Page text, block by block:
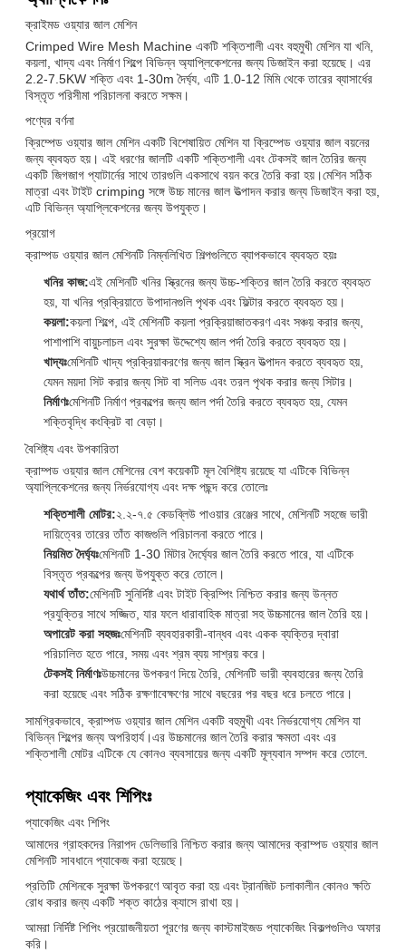
ক্রাইমড ওয়্যার জাল মেশিন
Crimped Wire Mesh Machine একটি শক্তিশালী এবং বহুমুখী মেশিন যা খনি,
কয়লা, খাদ্য এবং নির্মাণ শিল্পে বিভিন্ন অ্যাপ্লিকেশনের জন্য ডিজাইন করা হয়েছে। এর
2.2-7.5KW শক্তি এবং 1-30m দৈর্ঘ্য, এটি 1.0-12 মিমি থেকে তারের ব্যাসার্ধের
বিস্তৃত পরিসীমা পরিচালনা করতে সক্ষম।
পণ্যের বর্ণনা
ক্রিম্পেড ওয়্যার জাল মেশিন একটি বিশেষায়িত মেশিন যা ক্রিম্পেড ওয়্যার জাল বয়নের
জন্য ব্যবহৃত হয়। এই ধরণের জালটি একটি শক্তিশালী এবং টেকসই জাল তৈরির জন্য
একটি জিগজাগ প্যাটার্নের সাথে তারগুলি একসাথে বয়ন করে তৈরি করা হয়।মেশিন সঠিক
মাত্রা এবং টাইট crimping সঙ্গে উচ্চ মানের জাল উত্পাদন করার জন্য ডিজাইন করা হয়,
এটি বিভিন্ন অ্যাপ্লিকেশনের জন্য উপযুক্ত।
প্রয়োগ
ক্রাম্পড ওয়্যার জাল মেশিনটি নিম্নলিখিত শিল্পগুলিতে ব্যাপকভাবে ব্যবহৃত হয়ঃ
খনির কাজ:এই মেশিনটি খনির স্ক্রিনের জন্য উচ্চ-শক্তির জাল তৈরি করতে ব্যবহৃত
হয়, যা খনির প্রক্রিয়াতে উপাদানগুলি পৃথক এবং ফিল্টার করতে ব্যবহৃত হয়।
কয়লা:কয়লা শিল্পে, এই মেশিনটি কয়লা প্রক্রিয়াজাতকরণ এবং সঞ্চয় করার জন্য,
পাশাপাশি বায়ুচলাচল এবং সুরক্ষা উদ্দেশ্যে জাল পর্দা তৈরি করতে ব্যবহৃত হয়।
খাদ্যঃমেশিনটি খাদ্য প্রক্রিয়াকরণের জন্য জাল স্ক্রিন উত্পাদন করতে ব্যবহৃত হয়,
যেমন ময়দা সিট করার জন্য সিট বা সলিড এবং তরল পৃথক করার জন্য সিটার।
নির্মাণঃমেশিনটি নির্মাণ প্রকল্পের জন্য জাল পর্দা তৈরি করতে ব্যবহৃত হয়, যেমন
শক্তিবৃদ্ধি কংক্রিট বা বেড়া।
বৈশিষ্ট্য এবং উপকারিতা
ক্রাম্পড ওয়্যার জাল মেশিনের বেশ কয়েকটি মূল বৈশিষ্ট্য রয়েছে যা এটিকে বিভিন্ন
অ্যাপ্লিকেশনের জন্য নির্ভরযোগ্য এবং দক্ষ পছন্দ করে তোলেঃ
শক্তিশালী মোটর:২.২-৭.৫ কেডব্লিউ পাওয়ার রেঞ্জের সাথে, মেশিনটি সহজে ভারী
দায়িত্বের তারের তাঁত কাজগুলি পরিচালনা করতে পারে।
নিয়মিত দৈর্ঘ্যঃমেশিনটি 1-30 মিটার দৈর্ঘ্যের জাল তৈরি করতে পারে, যা এটিকে
বিস্তৃত প্রকল্পের জন্য উপযুক্ত করে তোলে।
যথার্থ তাঁত:মেশিনটি সুনির্দিষ্ট এবং টাইট ক্রিম্পিং নিশ্চিত করার জন্য উন্নত
প্রযুক্তির সাথে সজ্জিত, যার ফলে ধারাবাহিক মাত্রা সহ উচ্চমানের জাল তৈরি হয়।
অপারেট করা সহজঃমেশিনটি ব্যবহারকারী-বান্ধব এবং একক ব্যক্তির দ্বারা
পরিচালিত হতে পারে, সময় এবং শ্রম ব্যয় সাশ্রয় করে।
টেকসই নির্মাণঃউচ্চমানের উপকরণ দিয়ে তৈরি, মেশিনটি ভারী ব্যবহারের জন্য তৈরি
করা হয়েছে এবং সঠিক রক্ষণাবেক্ষণের সাথে বছরের পর বছর ধরে চলতে পারে।
সামগ্রিকভাবে, ক্রাম্পড ওয়্যার জাল মেশিন একটি বহুমুখী এবং নির্ভরযোগ্য মেশিন যা
বিভিন্ন শিল্পের জন্য অপরিহার্য।এর উচ্চমানের জাল তৈরি করার ক্ষমতা এবং এর
শক্তিশালী মোটর এটিকে যে কোনও ব্যবসায়ের জন্য একটি মূল্যবান সম্পদ করে তোলে.
প্যাকেজিং এবং শিপিংঃ
প্যাকেজিং এবং শিপিং
আমাদের গ্রাহকদের নিরাপদ ডেলিভারি নিশ্চিত করার জন্য আমাদের ক্রাম্পড ওয়্যার জাল
মেশিনটি সাবধানে প্যাকেজ করা হয়েছে।
প্রতিটি মেশিনকে সুরক্ষা উপকরণে আবৃত করা হয় এবং ট্রানজিট চলাকালীন কোনও ক্ষতি
রোধ করার জন্য একটি শক্ত কাঠের ক্যাসে রাখা হয়।
আমরা নির্দিষ্ট শিপিং প্রয়োজনীয়তা পূরণের জন্য কাস্টমাইজড প্যাকেজিং বিকল্পগুলিও অফার
করি।